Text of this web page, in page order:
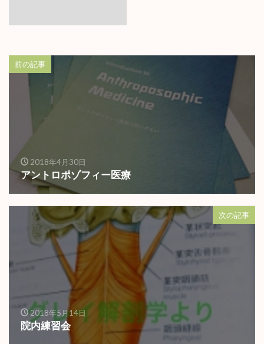
前の記事
2018年4月30日
アントロポゾフィー医療
次の記事
2018年5月14日
院内練習会